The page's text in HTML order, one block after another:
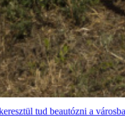
tud beautózni a városba